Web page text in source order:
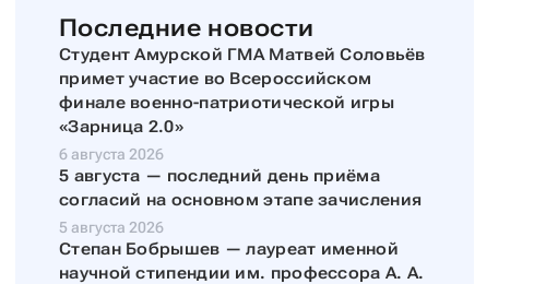
Последние новости
Студент Амурской ГМА Матвей Соловьёв
примет участие во Всероссийском
финале военно-патриотической игры
«Зарница 2.0»
6 августа 2026
5 августа — последний день приёма
согласий на основном этапе зачисления
5 августа 2026
Степан Бобрышев — лауреат именной
научной стипендии им. профессора А. А.